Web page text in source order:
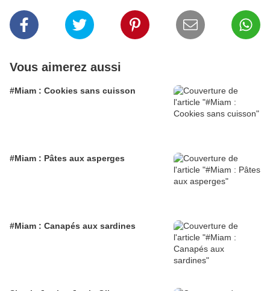
Vous aimerez aussi
#Miam : Cookies sans cuisson
#Miam : Pâtes aux asperges
#Miam : Canapés aux sardines